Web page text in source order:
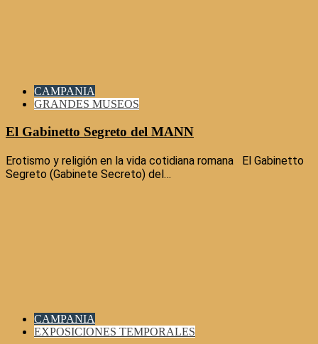
CAMPANIA
GRANDES MUSEOS
El Gabinetto Segreto del MANN
Erotismo y religión en la vida cotidiana romana El Gabinetto
Segreto (Gabinete Secreto) del…
CAMPANIA
EXPOSICIONES TEMPORALES